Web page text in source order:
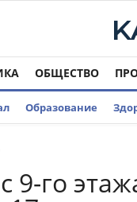
ОБЩЕСТВО
Образование
9-го